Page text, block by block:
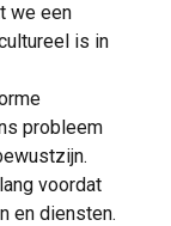
we een
is in
probleem
voordat
en diensten.